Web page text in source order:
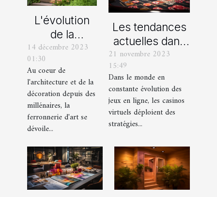
L'évolution
de la
ferronnerie
d'art à travers
les siècles
14 décembre 2023
01:30
Au coeur de
l'architecture et de la
décoration depuis des
millénaires, la
ferronnerie d'art se
dévoile...
Les tendances
actuelles dans
les offres
promotionnelles
des casinos en
ligne
21 novembre 2023
15:49
Dans le monde en
constante évolution des
jeux en ligne, les casinos
virtuels déploient des
stratégies...